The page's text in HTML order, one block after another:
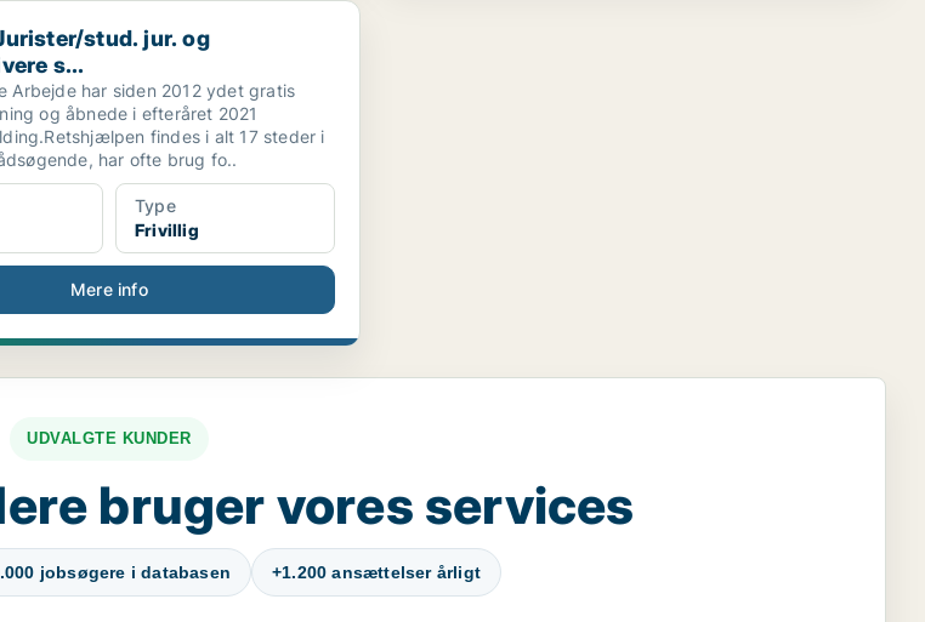
stud. jur. og socialrådgivere s...
stud. jur. og
s...
Arbejde har siden 2012 ydet gratis
og åbnede i efteråret 2021
findes i alt 17 steder i
har ofte brug fo..
Type
Frivillig
Mere info
UDVALGTE KUNDER
bruger vores services
jobsøgere i databasen +1.200 ansættelser årligt